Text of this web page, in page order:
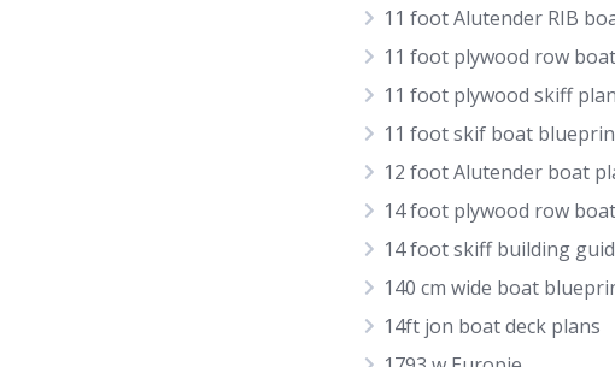
11 foot Alutender RIB
11 foot plywood row
11 foot plywood skiff
11 foot skif boat
12 foot Alutender boat
14 foot plywood row
14 foot skiff building
140 cm wide boat
14ft jon boat deck plans